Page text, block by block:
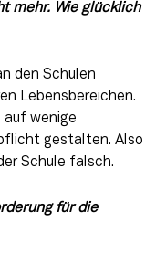
mehr. Wie glücklich
den Schulen
Lebensbereichen.
auf wenige
gestalten. Also
Schule falsch.
für die